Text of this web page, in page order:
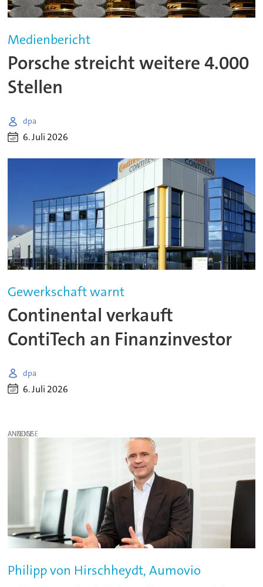
Medienbericht
Porsche streicht weitere 4.000
Stellen
dpa
6. Juli 2026
Gewerkschaft warnt
Continental verkauft
ContiTech an Finanzinvestor
dpa
6. Juli 2026
ANZEIGE
Philipp von Hirschheydt, Aumovio